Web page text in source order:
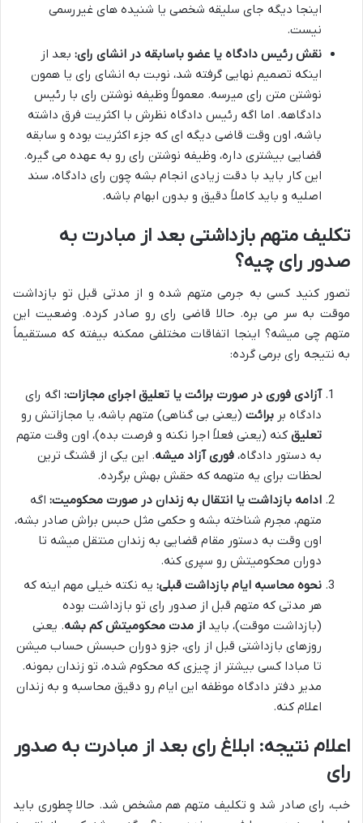
اینجا دیگه جای سلیقه شخصی یا شنیده های غیررسمی
نیست.
نقش رئیس دادگاه یا عضو باسابقه در انشای رای: بعد از
اینکه تصمیم نهایی گرفته شد، نوبت به انشای رای یا همون
نوشتن متن رای میرسه. معمولاً وظیفه نوشتن رای با رئیس
دادگاهه. اما اگه رئیس دادگاه نظرش با اکثریت فرق داشته
باشه، اون وقت قاضی دیگه ای که جزء اکثریت بوده و سابقه
قضایی بیشتری داره، وظیفه نوشتن رای رو به عهده می گیره.
این کار باید با دقت زیادی انجام بشه چون رای دادگاه، سند
اصلیه و باید کاملاً دقیق و بدون ابهام باشه.
تکلیف متهم بازداشتی بعد از مبادرت به
صدور رای چیه؟
تصور کنید کسی به جرمی متهم شده و از مدتی قبل تو بازداشت
موقت به سر می بره. حالا قاضی رای رو صادر کرده. وضعیت این
متهم چی میشه؟ اینجا اتفاقات مختلفی ممکنه بیفته که مستقیماً
به نتیجه رای برمی گرده:
آزادی فوری در صورت برائت یا تعلیق اجرای مجازات: اگه رای
دادگاه بر برائت (یعنی بی گناهی) متهم باشه، یا مجازاتش رو
تعلیق کنه (یعنی فعلاً اجرا نکنه و فرصت بده)، اون وقت متهم
به دستور دادگاه، فوری آزاد میشه. این یکی از قشنگ ترین
لحظات برای یه متهمه که حقش بهش برگرده.
ادامه بازداشت یا انتقال به زندان در صورت محکومیت: اگه
متهم، مجرم شناخته بشه و حکمی مثل حبس براش صادر بشه،
اون وقت به دستور مقام قضایی به زندان منتقل میشه تا
دوران محکومیتش رو سپری کنه.
نحوه محاسبه ایام بازداشت قبلی: یه نکته خیلی مهم اینه که
هر مدتی که متهم قبل از صدور رای تو بازداشت بوده
(بازداشت موقت)، باید از مدت محکومیتش کم بشه. یعنی
روزهای بازداشتی قبل از رای، جزو دوران حبسش حساب میشن
تا مبادا کسی بیشتر از چیزی که محکوم شده، تو زندان بمونه.
مدیر دفتر دادگاه موظفه این ایام رو دقیق محاسبه و به زندان
اعلام کنه.
اعلام نتیجه: ابلاغ رای بعد از مبادرت به صدور
رای
خب، رای صادر شد و تکلیف متهم هم مشخص شد. حالا چطوری باید